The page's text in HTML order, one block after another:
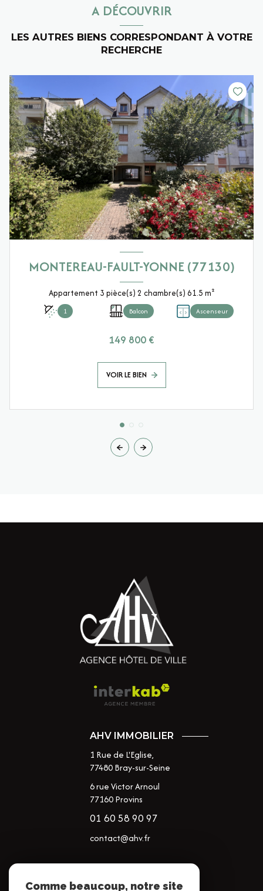
A DÉCOUVRIR
LES AUTRES BIENS CORRESPONDANT À VOTRE
RECHERCHE
MONTEREAU-FAULT-YONNE (77130)
Appartement 3 pièce(s) 2 chambre(s) 61.5 m²
1 Balcon Ascenseur
149 800 €
VOIR LE BIEN
AHV IMMOBILIER
1 Rue de L'Eglise,
77480Bray-sur-Seine
6 rue Victor Arnoul
77160 Provins
01 60 58 90 97
contact@ahv.fr
Comme beaucoup, notre site